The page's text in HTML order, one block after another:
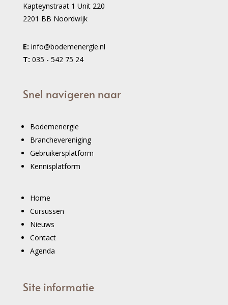
Kapteynstraat 1 Unit 220
2201 BB Noordwijk
E: info@bodemenergie.nl
T: 035 - 542 75 24
Snel navigeren naar
Bodemenergie
Branchevereniging
Gebruikersplatform
Kennisplatform
Home
Cursussen
Nieuws
Contact
Agenda
Site informatie